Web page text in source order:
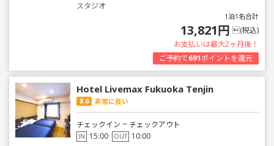
スタジオ
1泊1名合計
13,821円 (税込)
お支払いは最大2ヶ月後！
ご予約で691ポイントを還元
Hotel Livemax Fukuoka Tenjin
8.6 非常に良い
チェックイン ~ チェックアウト
IN 15:00 OUT 10:00